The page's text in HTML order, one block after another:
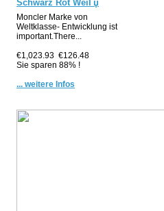
Schwarz Rot WeiГџ
Moncler Marke von
Weltklasse- Entwicklung ist
important.There...
€1,023.93 €126.48
Sie sparen 88% !
... weitere Infos